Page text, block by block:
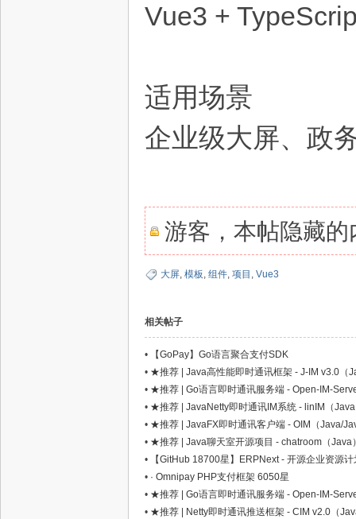
Vue3 +
适用场景
企业级大屏、政
游客，本帖隐藏
大屏, 模板, 组件, 项目 , Vue3
相关帖子
•
【GoPay】Go语言聚合支付SDK
• ★推荐 | Java高性能即时通讯框架 - J-IM v3.0（
• ★推荐 | Go语言即时通讯服务端 - Open-IM-
• ★推荐 | JavaNetty即时通讯IM系统 - linIM（
• ★推荐 | JavaFX即时通讯客户端 - OIM（Java/
• ★推荐 | Java聊天室开源项目 - chatroom（Java
•
【GitHub 18700星】ERPNext - 开源企业资源
• · Omnipay PHP支付框架 6050星
• ★推荐 | Go语言即时通讯服务端 - Open-IM-
• ★推荐 | Netty即时通讯推送框架 - CIM v2.0（